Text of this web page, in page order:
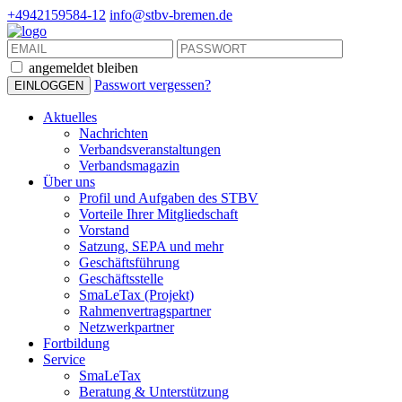
+4942159584-12 info@stbv-bremen.de
angemeldet bleiben
Passwort vergessen?
Aktuelles
Nachrichten
Verbandsveranstaltungen
Verbandsmagazin
Über uns
Profil und Aufgaben des STBV
Vorteile Ihrer Mitgliedschaft
Vorstand
Satzung, SEPA und mehr
Geschäftsführung
Geschäftsstelle
SmaLeTax (Projekt)
Rahmenvertragspartner
Netzwerkpartner
Fortbildung
Service
SmaLeTax
Beratung & Unterstützung